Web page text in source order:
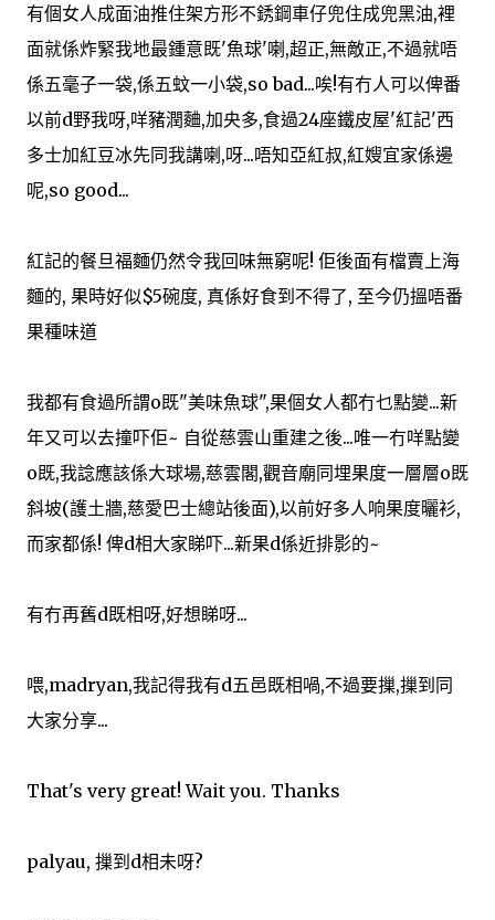
有個女人成面油推住架方形不銹鋼車仔兜住成兜黑油,裡
面就係炸緊我地最鍾意既'魚球'喇,超正,無敵正,不過就唔
係五毫子一袋,係五蚊一小袋,so bad...唉!有冇人可以俾番
以前d野我呀,咩豬潤麯,加央多,食過24座鐵皮屋'紅記'西
多士加紅豆冰先同我講喇,呀...唔知亞紅叔,紅嫂宜家係邊
呢,so good...
紅記的餐旦福麵仍然令我回味無窮呢! 佢後面有檔賣上海
麵的, 果時好似$5碗度, 真係好食到不得了, 至今仍搵唔番
果種味道
我都有食過所謂o既"美味魚球",果個女人都冇乜點變...新
年又可以去撞吓佢~ 自從慈雲山重建之後...唯一冇咩點變
o既,我諗應該係大球場,慈雲閣,觀音廟同埋果度一層層o既
斜坡(護土牆,慈愛巴士總站後面),以前好多人响果度曬衫,
而家都係! 俾d相大家睇吓...新果d係近排影的~
有冇再舊d既相呀,好想睇呀...
喂,madryan,我記得我有d五邑既相喎,不過要摷,摷到同
大家分享...
That's very great! Wait you. Thanks
palyau, 摷到d相未呀?